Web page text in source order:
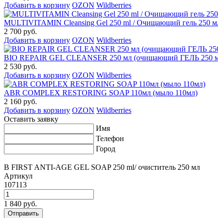
Добавить в корзину OZON Wildberries
MULTIVITAMIN Cleansing Gel 250 ml / Очищающий гель 250
2 700 руб.
Добавить в корзину OZON Wildberries
BIO REPAIR GEL CLEANSER 250 мл (очищающий ГЕЛЬ 250
2 530 руб.
Добавить в корзину OZON Wildberries
ABR COMPLEX RESTORING SOAP 110мл (мыло 110мл)
2 160 руб.
Добавить в корзину OZON Wildberries
Оставить заявку
Имя
Телефон
Город
B FIRST ANTI-AGE GEL SOAP 250 ml/ очиститель 250 мл
Артикул
107113
1 840 руб.